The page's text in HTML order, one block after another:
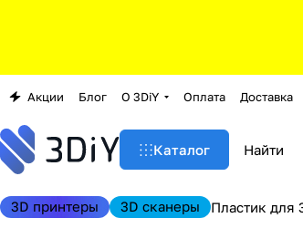
Акции Блог О 3DiY Оплата Доставка
Каталог
3D принтеры 3D сканеры Пластик для